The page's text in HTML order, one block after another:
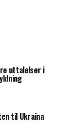
uttalelser i
til Ukraina